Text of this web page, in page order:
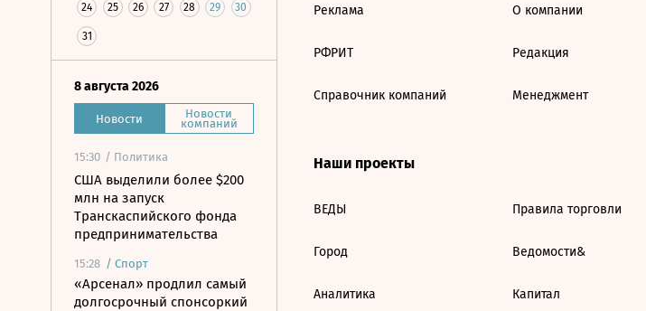
24 25 26 27 28 29 30
31
8 августа 2026
Новости Новости
компаний
15:30 / Политика
США выделили более $200
млн на запуск
Транскаспийского фонда
предпринимательства
15:28 / Спорт
«Арсенал» продлил самый
долгосрочный спонсоркий
Реклама
РФРИТ
Справочник компаний
О компании
Редакция
Менеджмент
Наши проекты
ВЕДЫ
Город
Аналитика
Правила торговли
Ведомости&
Капитал